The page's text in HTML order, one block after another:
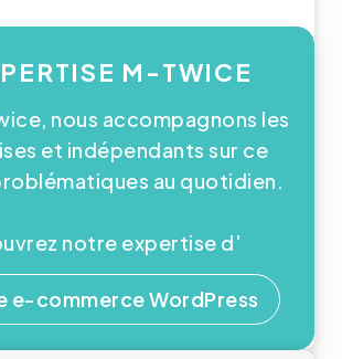
M-TWICE
nous accompagnons les
et indépendants sur ce
au quotidien.
notre expertise d'
e-commerce WordPress